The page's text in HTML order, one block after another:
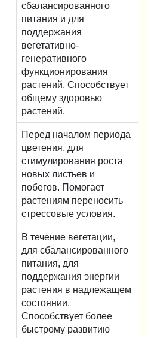
сбалансированного
питания и для
поддержания
вегетативно-
генеративного
функционирования
растений. Способствует
общему здоровью
растений.
Перед началом периода
цветения, для
стимулирования роста
новых листьев и
побегов. Помогает
растениям переносить
стрессовые условия.
В течение вегетации,
для сбалансированного
питания, для
поддержания энергии
растения в надлежащем
состоянии.
Способствует более
быстрому развитию